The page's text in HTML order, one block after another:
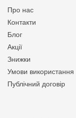
Про нас
Контакти
Блог
Акції
Знижки
Умови використання
Публічний договір